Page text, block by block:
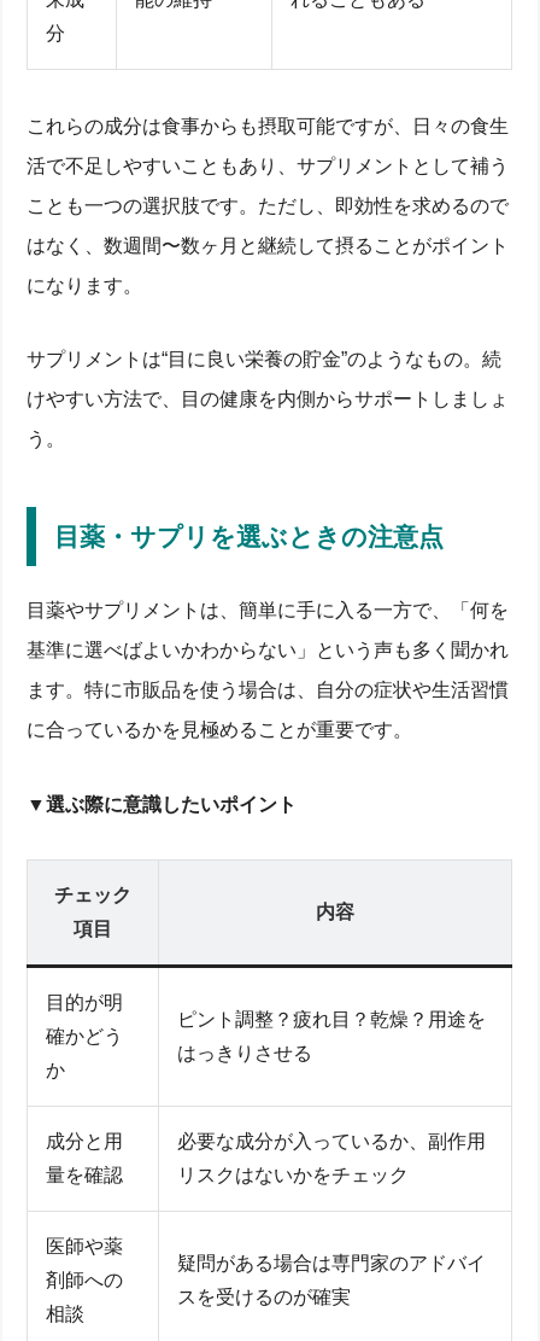
分
これらの成分は食事からも摂取可能ですが、日々の食生
活で不足しやすいこともあり、サプリメントとして補う
ことも一つの選択肢です。ただし、即効性を求めるので
はなく、数週間〜数ヶ月と継続して摂ることがポイント
になります。
サプリメントは“目に良い栄養の貯金”のようなもの。続
けやすい方法で、目の健康を内側からサポートしましょ
う。
目薬・サプリを選ぶときの注意点
目薬やサプリメントは、簡単に手に入る一方で、「何を
基準に選べばよいかわからない」という声も多く聞かれ
ます。特に市販品を使う場合は、自分の症状や生活習慣
に合っているかを見極めることが重要です。
▼選ぶ際に意識したいポイント
チェック
項目
内容
目的が明
確かどう
か
ピント調整？疲れ目？乾燥？用途を
はっきりさせる
成分と用
量を確認
必要な成分が入っているか、副作用
リスクはないかをチェック
医師や薬
剤師への
相談
疑問がある場合は専門家のアドバイ
スを受けるのが確実